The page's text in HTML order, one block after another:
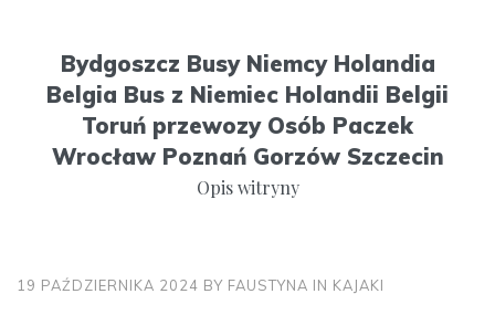
Bydgoszcz Busy Niemcy Holandia
Belgia Bus z Niemiec Holandii Belgii
Toruń przewozy Osób Paczek
Wrocław Poznań Gorzów Szczecin
Opis witryny
19 PAŹDZIERNIKA 2024 BY FAUSTYNA IN KAJAKI